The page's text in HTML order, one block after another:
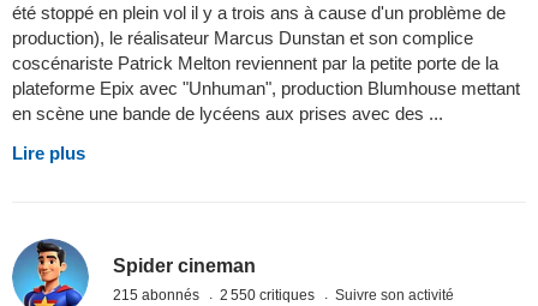
été stoppé en plein vol il y a trois ans à cause d'un problème de
production), le réalisateur Marcus Dunstan et son complice
coscénariste Patrick Melton reviennent par la petite porte de la
plateforme Epix avec "Unhuman", production Blumhouse mettant
en scène une bande de lycéens aux prises avec des ...
Lire plus
Spider cineman
215 abonnés 2 550 critiques Suivre son activité